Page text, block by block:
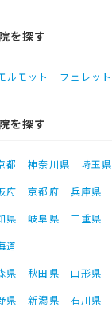
を探す
ルモット フェレット
を探す
都 神奈川県 埼玉県
府 京都府 兵庫県
県 岐阜県 三重県
道
県 秋田県 山形県
県 新潟県 石川県